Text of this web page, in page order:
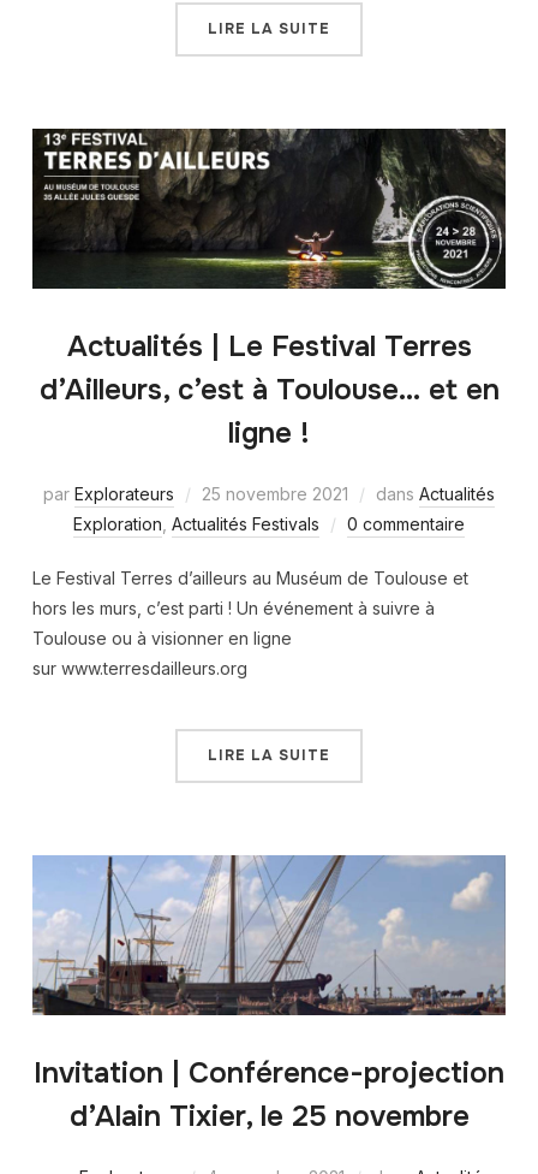
LIRE LA SUITE
Actualités | Le Festival Terres
d’Ailleurs, c’est à Toulouse… et en
ligne !
par Explorateurs 25 novembre 2021 dans Actualités
Exploration Actualités Festivals 0 commentaire
Le Festival Terres d’ailleurs au Muséum de Toulouse et
hors les murs, c’est parti ! Un événement à suivre à
Toulouse ou à visionner en ligne
sur www.terresdailleurs.org
LIRE LA SUITE
Invitation | Conférence-projection
d’Alain Tixier, le 25 novembre